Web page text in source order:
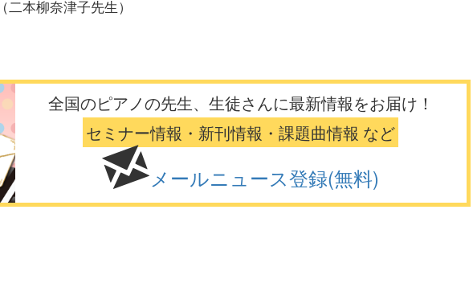
（二本柳奈津子先生）
全国のピアノの先生、生徒さんに最新情報をお届け！
セミナー情報・新刊情報・課題曲情報 など
メールニュース登録(無料)